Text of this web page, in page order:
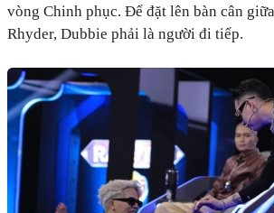
vòng Chinh phục. Để đặt lên bàn cân
Rhyder, Dubbie phải là người đi tiếp.